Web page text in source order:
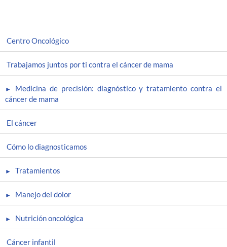
Centro Oncológico
Trabajamos juntos por ti contra el cáncer de mama
Medicina de precisión: diagnóstico y tratamiento contra el
cáncer de mama
El cáncer
Cómo lo diagnosticamos
Tratamientos
Manejo del dolor
Nutrición oncológica
Cáncer infantil